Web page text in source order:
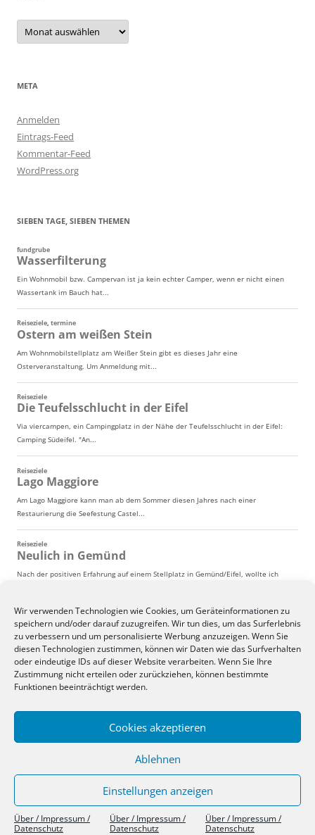
Wir verwenden Technologien wie Cookies, um Geräteinformationen zu
speichern und/oder darauf zuzugreifen. Wir tun dies, um das Surferlebnis
zu verbessern und um personalisierte Werbung anzuzeigen. Wenn Sie
diesen Technologien zustimmen, können wir Daten wie das Surfverhalten
oder eindeutige IDs auf dieser Website verarbeiten. Wenn Sie Ihre
Zustimmung nicht erteilen oder zurückziehen, können bestimmte
Funktionen beeinträchtigt werden.
Cookies akzeptieren
Ablehnen
Einstellungen anzeigen
Über / Impressum /
Datenschutz
Über / Impressum /
Datenschutz
Über / Impressum /
Datenschutz
Archiv
META
Anmelden
Eintrags-Feed
Kommentar-Feed
WordPress.org
SIEBEN TAGE, SIEBEN THEMEN
Über / Impressum / Datenschutz Stolz präsentiert von WordPress